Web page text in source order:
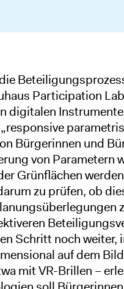
Participation
digitalen
Bürgerinnen und
von Parametern
Grünflächen
zu prüfen, ob
Schritt noch weiter,
auf dem
mit VR-Brillen –